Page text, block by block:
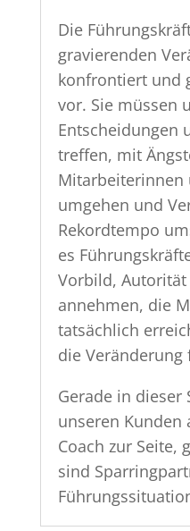
Die
gravierenden
konfrontiert und
vor. Sie müssen
Entscheidungen
treffen, mit
umgehen und
Rekordtempo
es
Vorbild,
annehmen, die
tatsächlich
die Veränderung
Gerade in
unseren Kunden
Coach zur Seite,
sind